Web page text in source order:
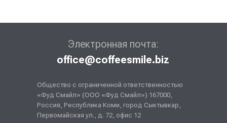
Общество с ограниченной ответственностью
«Фуд Смайл» (ООО «Фуд Смайл») 167000,
Россия, Республика Коми, город Сыктывкар,
Первомайская ул., д. 72, офис 12
Электронная почта:
office@coffeesmile.biz